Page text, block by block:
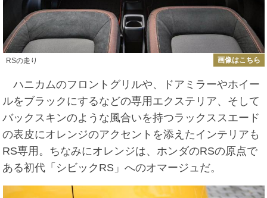
RSの走り 画像はこちら
ハニカムのフロントグリルや、ドアミラーやホイー
ルをブラックにするなどの専用エクステリア、そして
バックスキンのような風合いを持つラックススエード
の表皮にオレンジのアクセントを添えたインテリアも
RS専用。ちなみにオレンジは、ホンダのRSの原点で
ある初代「シビックRS」へのオマージュだ。